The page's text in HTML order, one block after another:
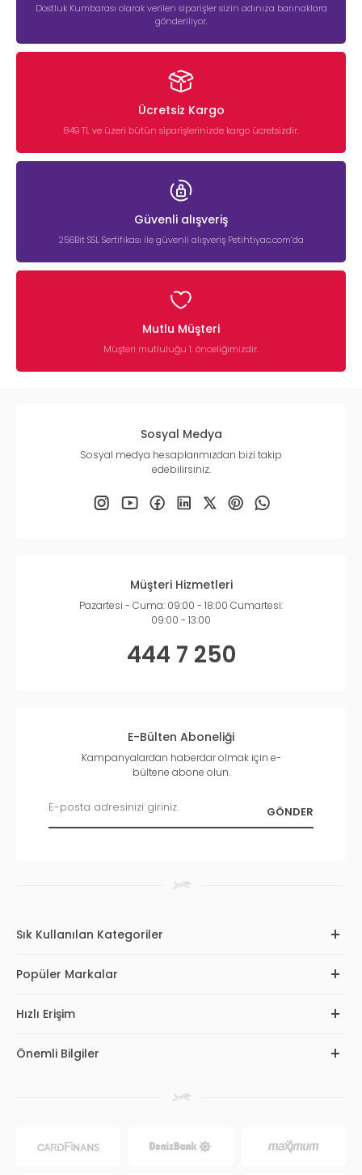
Dostluk Kumbarası olarak verilen siparişler sizin adınıza barınaklara
gönderiliyor.
Ücretsiz Kargo
849 TL ve üzeri bütün siparişlerinizde kargo ücretsizdir.
Güvenli alışveriş
256Bit SSL Sertifikası ile güvenli alışveriş Petihtiyac.com’da
Mutlu Müşteri
Müşteri mutluluğu 1. önceliğimizdir.
Sosyal Medya
Sosyal medya hesaplarımızdan bizi takip
edebilirsiniz.
Müşteri Hizmetleri
Pazartesi - Cuma: 09:00 - 18:00 Cumartesi:
09:00 - 13:00
444 7 250
E-Bülten Aboneliği
Kampanyalardan haberdar olmak için e-
bültene abone olun.
Sık Kullanılan Kategoriler
Popüler Markalar
Hızlı Erişim
Önemli Bilgiler